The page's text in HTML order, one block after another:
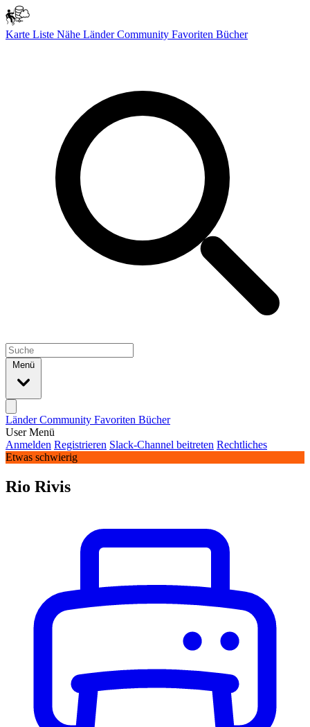
Karte Liste Nähe LänderCommunity Favoriten Bücher
Menü
LänderCommunity Favoriten Bücher
User Menü
Anmelden Registrieren Slack-Channel beitreten Rechtliches
Etwas schwierig
Rio Rivis